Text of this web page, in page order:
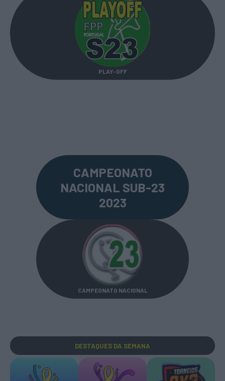
PLAY-OFF
CAMPEONATO
NACIONAL SUB-23
2023
CAMPEONATO NACIONAL
DESTAQUES DA SEMANA